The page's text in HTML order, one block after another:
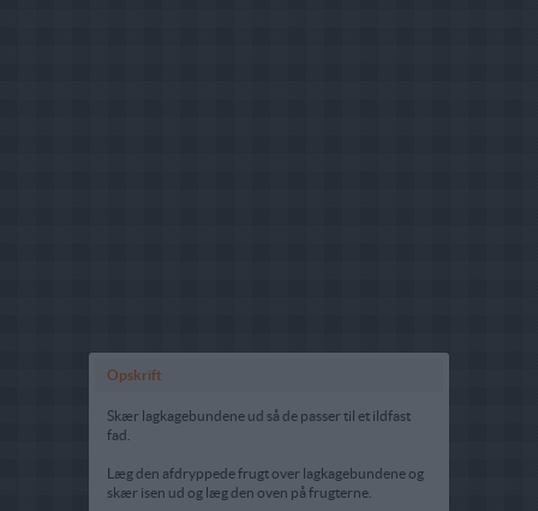
Opskrift
Skær lagkagebundene ud så de passer til et ildfast
fad.
Læg den afdryppede frugt over lagkagebundene og
skær isen ud og læg den oven på frugterne.